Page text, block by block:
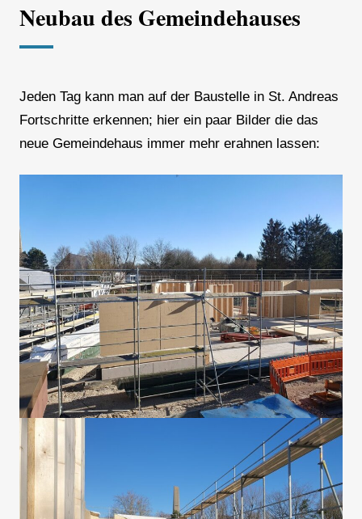
Neubau des Gemeindehauses
Jeden Tag kann man auf der Baustelle in St. Andreas
Fortschritte erkennen; hier ein paar Bilder die das
neue Gemeindehaus immer mehr erahnen lassen: